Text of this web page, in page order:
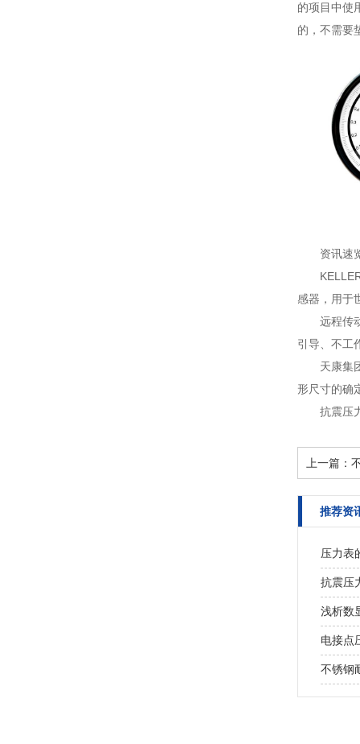
的项目中使
的，不需要
资讯速
感器，用于
远程传
引导、不工
天康集
形尺寸的确
抗震压
上一篇：
推荐资
压力表
抗震压
浅析数
电接点
不锈钢